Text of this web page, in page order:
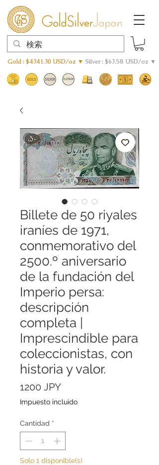
Gold : $4341.30 USD/oz ▼ Silver : $63.58 USD/oz ▼
Billete de 50 riyales
iraníes de 1971,
conmemorativo del
2500.º aniversario
de la fundación del
Imperio persa:
descripción
completa |
Imprescindible para
coleccionistas, con
historia y valor.
1200 JPYPrecio
Impuesto incluido
Cantidad *
Solo 1 disponible(s)